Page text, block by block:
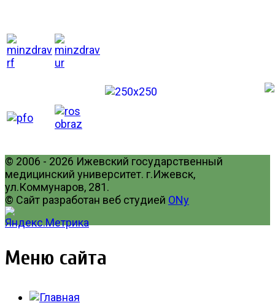
© 2006 - 2026 Ижевский государственный
медицинский университет. г.Ижевск,
ул.Коммунаров, 281.
© Сайт разработан веб студией ONy
Меню сайта